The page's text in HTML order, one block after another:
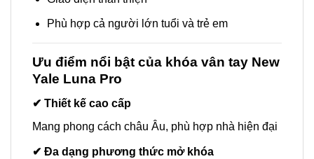
Phù hợp cả người lớn tuổi và trẻ em
Ưu điểm nổi bật của khóa vân tay New
Yale Luna Pro
✔ Thiết kế cao cấp
Mang phong cách châu Âu, phù hợp nhà hiện đại
✔ Đa dạng phương thức mở khóa